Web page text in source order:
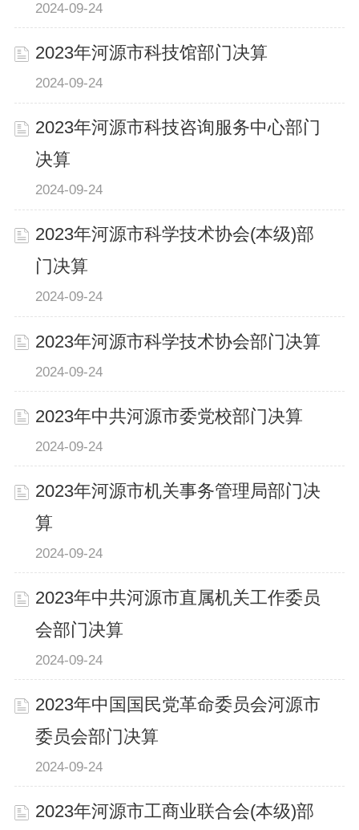
2024-09-24
2023年河源市科技馆部门决算
2024-09-24
2023年河源市科技咨询服务中心部门
决算
2024-09-24
2023年河源市科学技术协会(本级)部
门决算
2024-09-24
2023年河源市科学技术协会部门决算
2024-09-24
2023年中共河源市委党校部门决算
2024-09-24
2023年河源市机关事务管理局部门决
算
2024-09-24
2023年中共河源市直属机关工作委员
会部门决算
2024-09-24
2023年中国国民党革命委员会河源市
委员会部门决算
2024-09-24
2023年河源市工商业联合会(本级)部